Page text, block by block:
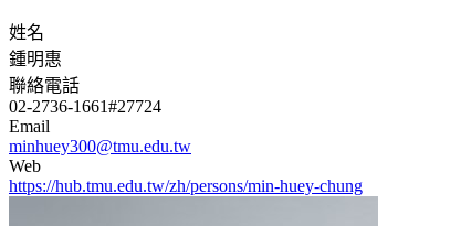
姓名
鍾明惠
聯絡電話
02-2736-1661#27724
Email
minhuey300@tmu.edu.tw
Web
https://hub.tmu.edu.tw/zh/persons/min-huey-chung